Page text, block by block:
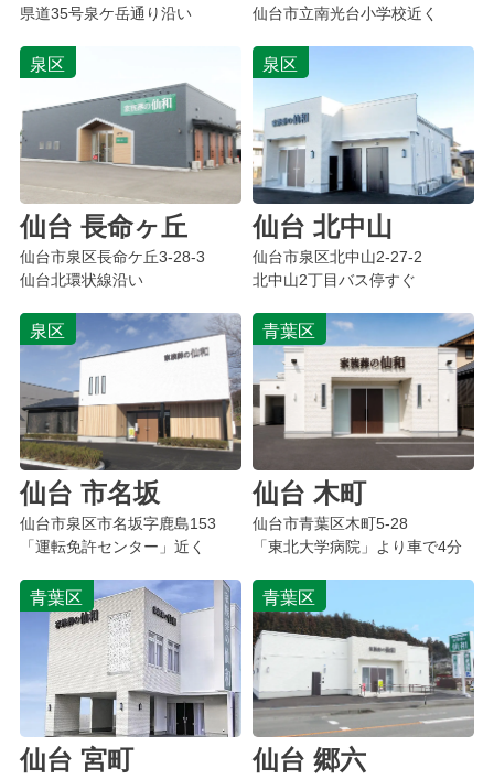
県道35号泉ケ岳通り沿い
仙台市立南光台小学校近く
泉区
仙台 長命ヶ丘
仙台市泉区長命ケ丘3-28-3
仙台北環状線沿い
泉区
仙台 北中山
仙台市泉区北中山2-27-2
北中山2丁目バス停すぐ
泉区
仙台 市名坂
仙台市泉区市名坂字鹿島153
「運転免許センター」近く
青葉区
仙台 木町
仙台市青葉区木町5-28
「東北大学病院」より車で4分
青葉区
仙台 宮町
青葉区
仙台 郷六